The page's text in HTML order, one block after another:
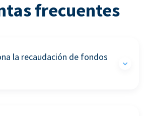
frecuentes
la recaudación de fondos